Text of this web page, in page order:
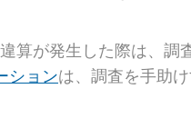
算が発生した際は、調
ションは、調査を手助